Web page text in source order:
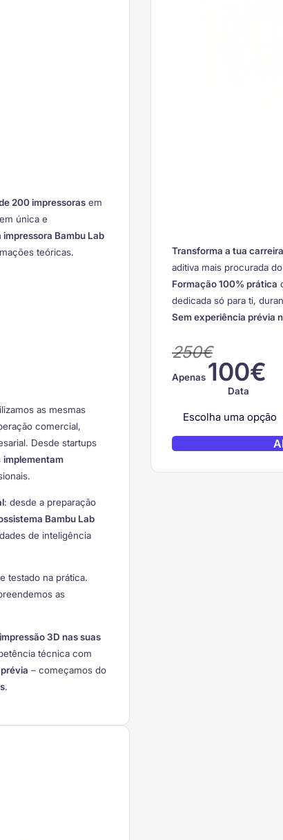
200 impressoras em
única e
Bambu Lab
teóricas.
as mesmas
comercial,
Desde startups
implementam
: desde a preparação
Bambu Lab
de inteligência
testado na prática.
as
3D nas suas
técnica com
– começamos do
.
Transforma a tua carreira
aditiva mais procurada
Formação 100% prática
dedicada só para ti,
Sem experiência prévia
250€
Apenas 100€
Data